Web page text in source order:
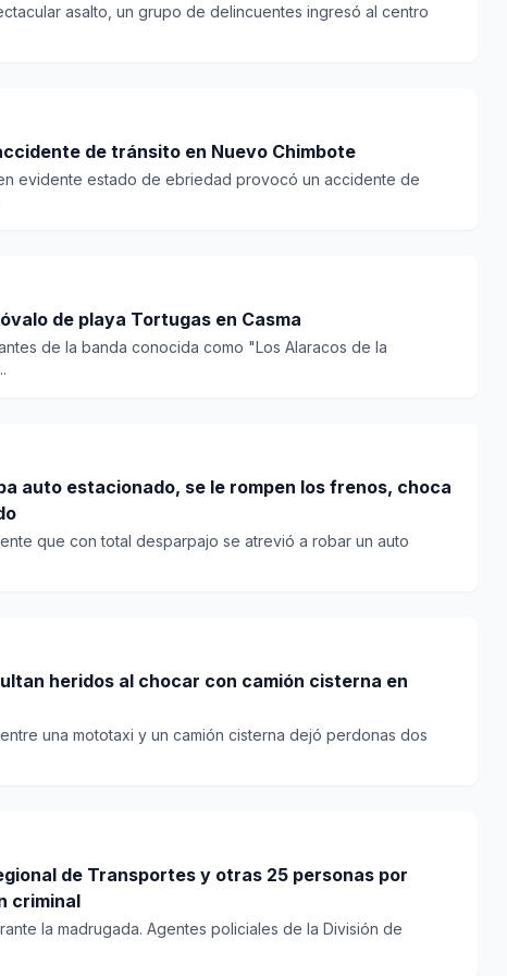
asalto, un grupo de delincuentes ingresó al centro
de tránsito en Nuevo Chimbote
evidente estado de ebriedad provocó un accidente de
de playa Tortugas en Casma
de la banda conocida como "Los Alaracos de la
auto estacionado, se le rompen los frenos, choca
que con total desparpajo se atrevió a robar un auto
heridos al chocar con camión cisterna en
una mototaxi y un camión cisterna dejó perdonas dos
de Transportes y otras 25 personas por
criminal
la madrugada. Agentes policiales de la División de